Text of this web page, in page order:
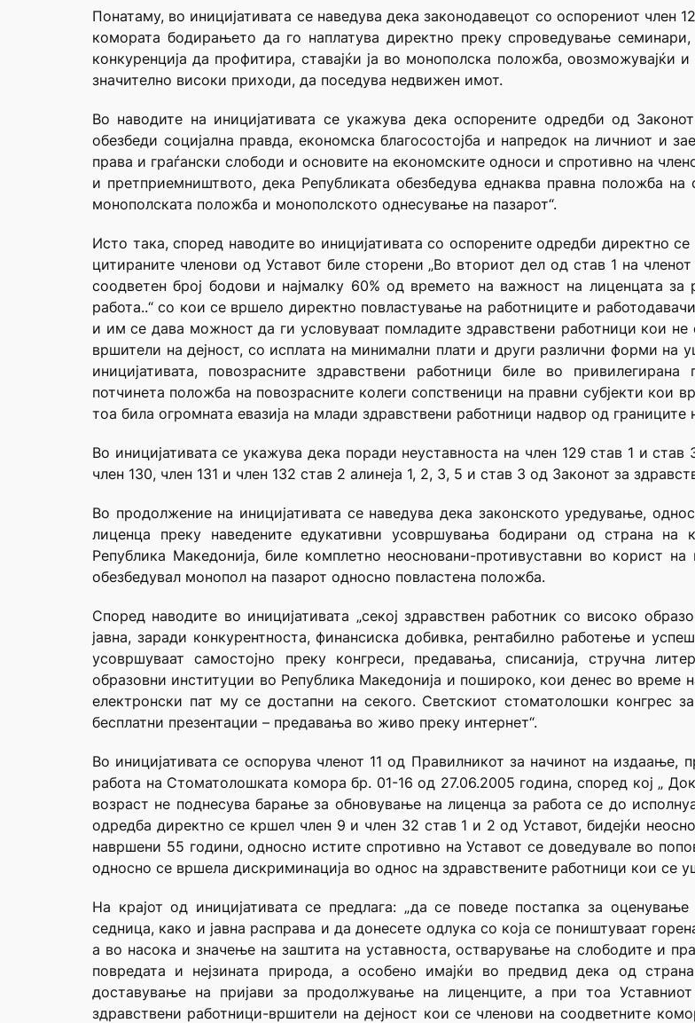
Понатаму, во иницијативата се наведува дека законодавецот со оспoрениот член
комората бодирањето да го наплатува директно преку спроведување
конкуренција да профитира, ставајќи ја во монополска положба, овозможувајќи
значително високи приходи, да поседува недвижен имот.
Во наводите на иницијативата се укажува дека оспорените одредби од
обезбеди социјална правда, економска благосостојба и напредок на личниот и
права и граѓански слободи и основите на економските односи и спротивно на
и претприемништвото, дека Републиката обезбедува еднаква правна положба
монополската положба и монополското однесување на пазарот“.
Исто така, според наводите во иницијативата со оспорените одредби директно
цитираните членови од Уставот биле сторени „Во вториот дел од став 1 на
соодветен број бодови и најмалку 60% од времето на важност на лиценцата за
работа..“ со кои се вршело директно повластување на работниците и
и им се дава можност да ги условуваат помладите здравствени работници кои не
вршители на дејност, со исплата на минимални плати и други различни форми на
иницијативата, повозрасните здравствени работници биле во
потчинета положба на повозрасните колеги сопственици на правни субјекти кои
тоа била огромната евазија на млади здравствени работници надвор од границите
Во иницијативата се укажува дека поради неуставноста на член 129 став 1 и
член 130, член 131 и член 132 став 2 алинеја 1, 2, 3, 5 и став З од Законот за
Во продолжение на иницијативата се наведува дека законското уредување,
лиценца преку наведените едукативни усовршувања бодирани од страна на
Република Македонија, биле комплетно неосновани-противуставни во корист
обезбедувал монопол на пазарот односно повластена положба.
Според наводите во иницијативата „сeкој здравствен работник со високо
јавна, заради конкурентноста, финансиска добивка, рентабилно работење и
усовршуваат самостојно преку конгреси, предавања, списанија, стручна
образовни институции во Република Македонија и пошироко, кои денес во време
електронски пат му се достапни на секого. Светскиот стоматолошки конгрес
бесплатни презентации – предавања во живо преку интернет“.
Во иницијативата се оспорува членот 11 од Правилникот за начинот на
работа на Стоматолошката комора бр. 01-16 од 27.06.2005 година, според кој „
возраст не поднесува барање за обновување на лиценца за работа се до
одредба директно се кршел член 9 и член 32 став 1 и 2 од Уставот, бидејќи
навршени 55 години, односно истите спротивно на Уставот се доведувале во
односно се вршела дискриминација во однос на здравствените работници кои се
На крајот од иницијативата се предлага: „да се поведе постапка за
седница, како и јавна расправа и да донесете одлука со која се поништуваат
а во насока и значење на заштита на уставноста, остварување на слободите и
повредата и нејзината природа, а особено имајќи во предвид дека од
доставување на пријави за продолжување на лиценците, а при тоа
здравствени работници-вршители на дејност кои се членови на соодветните